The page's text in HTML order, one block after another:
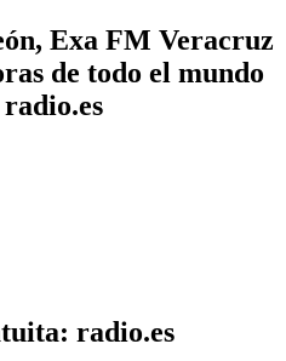
Exa FM Veracruz
de todo el mundo
radio.es